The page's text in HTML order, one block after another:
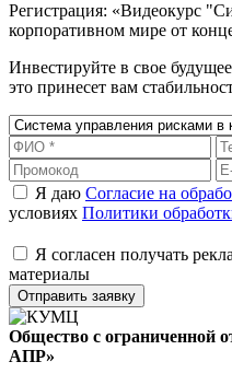
Регистрация: «Видеокурс
корпоративном мире от
Инвестируйте в свое
это принесет вам
Я даю Согласие на
условиях Политики
Я согласен получать
материалы
Отправить заявку
Общество с ограниченной
АПР»